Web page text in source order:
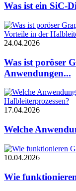
Was ist ein SiC-
24.04.2026
Was ist poröser
Anwendungen...
17.04.2026
Welche
10.04.2026
Wie